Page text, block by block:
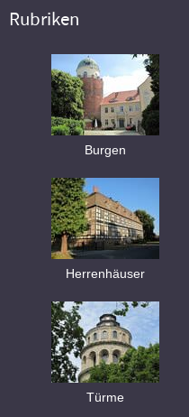
Rubriken
Burgen
Herrenhäuser
Türme